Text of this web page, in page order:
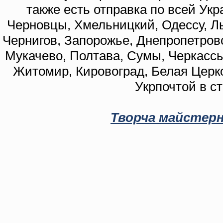
также есть отправка по всей
Черновцы, Хмельницкий, Одессу,
Чернигов, Запорожье,
Мукачево, Полтава, Сумы,
Житомир, Кировоград, Белая
Укрпочтой в
Творча